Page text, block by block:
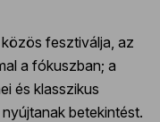
fesztiválja, az
a fókuszban; a
és klasszikus
betekintést.